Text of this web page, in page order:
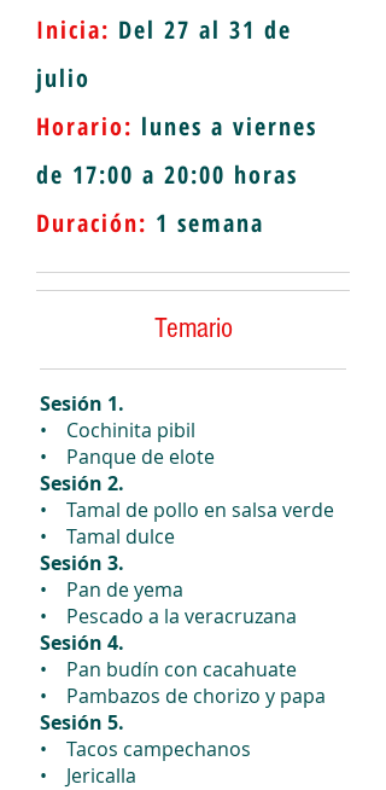
Inicia: Del 27 al 31 de
julio
Horario: lunes a viernes
de 17:00 a 20:00 horas
Duración: 1 semana
Temario
Sesión 1.
• Cochinita pibil
• Panque de elote
Sesión 2.
• Tamal de pollo en salsa verde
• Tamal dulce
Sesión 3.
• Pan de yema
• Pescado a la veracruzana
Sesión 4.
• Pan budín con cacahuate
• Pambazos de chorizo y papa
Sesión 5.
• Tacos campechanos
• Jericalla